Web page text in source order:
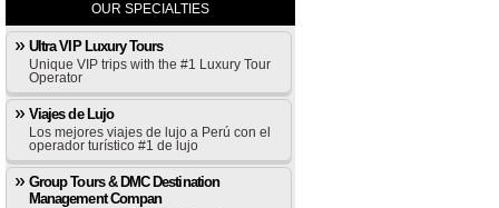
OUR SPECIALTIES
Ultra VIP Luxury Tours
Unique VIP trips with the #1 Luxury Tour
Operator
Viajes de Lujo
Los mejores viajes de lujo a Perú con el
operador turístico #1 de lujo
Group Tours & DMC Destination
Management Compan